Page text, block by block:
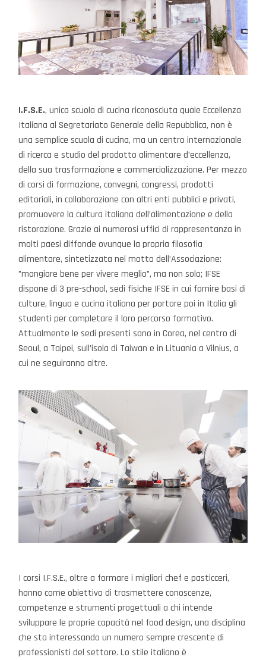
I.F.S.E., unica scuola di cucina riconosciuta quale Eccellenza
Italiana al Segretariato Generale della Repubblica, non è
una semplice scuola di cucina, ma un centro internazionale
di ricerca e studio del prodotto alimentare d’eccellenza,
della sua trasformazione e commercializzazione. Per mezzo
di corsi di formazione, convegni, congressi, prodotti
editoriali, in collaborazione con altri enti pubblici e privati,
promuovere la cultura italiana dell’alimentazione e della
ristorazione. Grazie ai numerosi uffici di rappresentanza in
molti paesi diffonde ovunque la propria filosofia
alimentare, sintetizzata nel motto dell’Associazione:
”mangiare bene per vivere meglio”, ma non solo; IFSE
dispone di 3 pre-school, sedi fisiche IFSE in cui fornire basi di
culture, lingua e cucina italiana per portare poi in Italia gli
studenti per completare il loro percorso formativo.
Attualmente le sedi presenti sono in Corea, nel centro di
Seoul, a Taipei, sull’isola di Taiwan e in Lituania a Vilnius, a
cui ne seguiranno altre.
I corsi I.F.S.E., oltre a formare i migliori chef e pasticceri,
hanno come obiettivo di trasmettere conoscenze,
competenze e strumenti progettuali a chi intende
sviluppare le proprie capacità nel food design, una disciplina
che sta interessando un numero sempre crescente di
professionisti del settore. Lo stile italiano è